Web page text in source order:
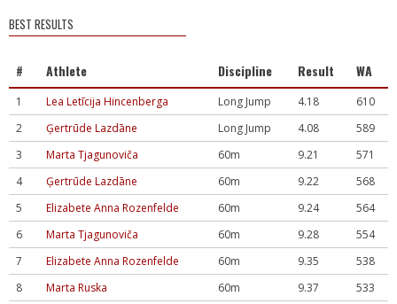
BEST RESULTS
# Athlete Discipline Result WA
1 Lea Letīcija Hincenberga Long Jump 4.18
610
2
Ģertrūde Lazdāne Long Jump 4.08
589
3
Marta Tjagunoviča 60m 9.21
571
4
Ģertrūde Lazdāne 60m 9.22
568
5
Elizabete Anna Rozenfelde 60m 9.24
564
6
Marta Tjagunoviča 60m 9.28
554
7
Elizabete Anna Rozenfelde 60m 9.35
538
8
Marta Ruska 60m 9.37
533